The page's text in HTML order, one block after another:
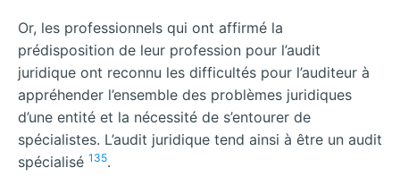
Or, les professionnels qui ont affirmé la
prédisposition de leur profession pour l’audit
juridique ont reconnu les difficultés pour l’auditeur à
appréhender l’ensemble des problèmes juridiques
d’une entité et la nécessité de s’entourer de
spécialistes. L’audit juridique tend ainsi à être un audit
spécialisé 135.